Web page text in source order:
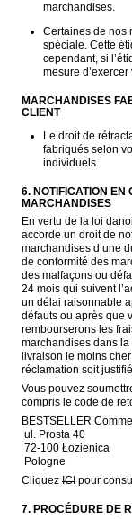
marchandises.
Certaines de nos
spéciale. Cette
cependant, si
mesure
MARCHANDISES
CLIENT
Le droit de
fabriqués selon
individuels.
6. NOTIFICATION EN
MARCHANDISES
En vertu de la loi
accorde un droit de
marchandises d’une
de conformité des
des malfaçons ou
24 mois qui suivent
un délai raisonnable
défauts ou après que
rembourserons les
marchandises dans
livraison le moins
réclamation soit
Vous pouvez
compris le code de
BESTSELLER
Pologne
Cliquez ICI pour
7. PROCÉDURE DE